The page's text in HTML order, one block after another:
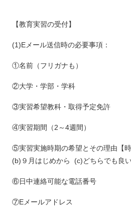
【教育実習の受付】
(1)Eメール送信時の必要事項：
①名前（フリガナも）
②大学・学部・学科
③実習希望教科・取得予定免許
④実習期間（2～4週間）
⑤実習実施時期の希望とその理由【
(b)９月はじめから (c)どちらでも良い
⑥日中連絡可能な電話番号
⑦Eメールアドレス